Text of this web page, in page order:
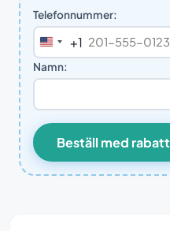
Telefonnummer:
United
States
+1
Namn:
Beställ med rabatt